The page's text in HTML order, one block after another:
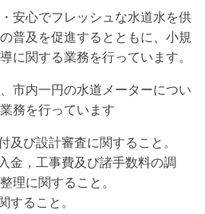
安心でフレッシュな水道水を供
普及を促進するとともに、小規
に関する業務を行っています。
市内一円の水道メーターについ
務を行っています
及び設計審査に関すること。
金，工事費及び諸手数料の調
理に関すること。
すること。